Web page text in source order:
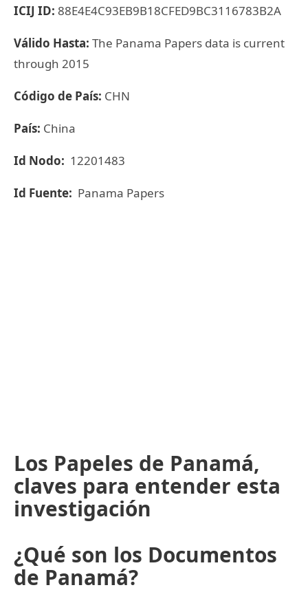
ICIJ ID: 88E4E4C93EB9B18CFED9BC3116783B2A
Válido Hasta: The Panama Papers data is current
through 2015
Código de País: CHN
País: China
Id Nodo: 12201483
Id Fuente: Panama Papers
Los Papeles de Panamá,
claves para entender esta
investigación
¿Qué son los Documentos
de Panamá?